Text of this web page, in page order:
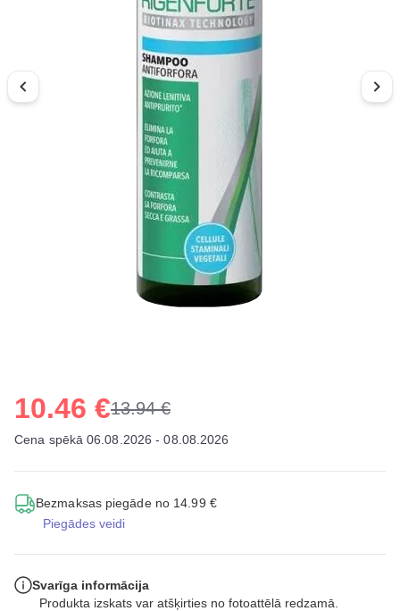
10.46 €13.94 €
Cena spēkā 06.08.2026 - 08.08.2026
Bezmaksas piegāde no 14.99 €
Piegādes veidi
Svarīga informācija
Produkta izskats var atšķirties no fotoattēlā redzamā.